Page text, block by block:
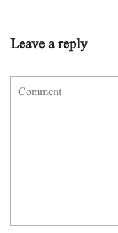
Leave a reply